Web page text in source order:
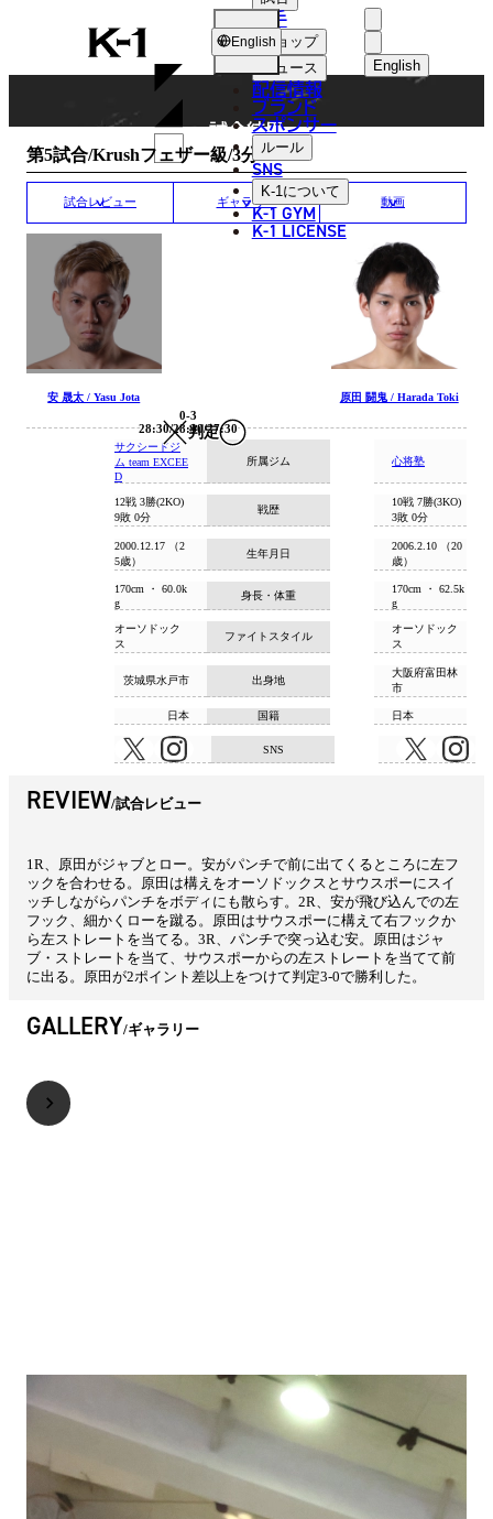
K-
1
English
한국어
中文（简体
中文（繁體
選手
ショップ
ニュース
配信情報
ブランド
スポンサー
ルール
SNS
K-1について
K-1 GYM
K-1 LICENSE
English
MATCH RESULT
試合結果
第5試合/Krushフェザー級/3分3R
試合レビュー ギャラリー 動画
安 晟太 / Yasu Jota
判定
0-3
28:30/28:30/27:30
原田 闘鬼 / Harada Toki
所属ジム
サクシードジ
ム team EXCEE
D
心将塾
戦歴
12戦 3勝(2KO)
9敗 0分
10戦 7勝(3KO)
3敗 0分
生年月日
2000.12.17 （2
5歳）
2006.2.10 （20
歳）
身長・体重
170cm ・ 60.0k
g
170cm ・ 62.5k
g
ファイトスタイル
オーソドック
ス
オーソドック
ス
出身地
茨城県水戸市
大阪府富田林
市
国籍
日本 日本
SNS
REVIEW 試合レビュー
1R、原田がジャブとロー。安がパンチで前に出てくるところに左フ
ックを合わせる。原田は構えをオーソドックスとサウスポーにスイ
ッチしながらパンチをボディにも散らす。2R、安が飛び込んでの左
フック、細かくローを蹴る。原田はサウスポーに構えて右フックか
ら左ストレートを当てる。3R、パンチで突っ込む安。原田はジャ
ブ・ストレートを当て、サウスポーからの左ストレートを当てて前
に出る。原田が2ポイント差以上をつけて判定3-0で勝利した。
GALLERY ギャラリー